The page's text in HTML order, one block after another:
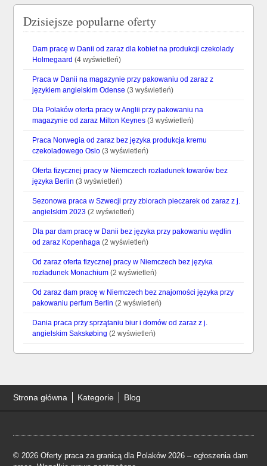
Dzisiejsze popularne oferty
Dam pracę w Danii od zaraz dla kobiet na produkcji czekolady
Holmegaard (4 wyświetleń)
Praca w Danii na magazynie przy pakowaniu od zaraz z
językiem angielskim Odense (3 wyświetleń)
Dla Polaków oferta pracy w Anglii przy pakowaniu na
magazynie od zaraz Milton Keynes (3 wyświetleń)
Praca Norwegia od zaraz bez języka produkcja kremu
czekoladowego Oslo (3 wyświetleń)
Oferta fizycznej pracy w Niemczech rozładunek towarów bez
języka Berlin (3 wyświetleń)
Sezonowa praca w Szwecji przy zbiorach pieczarek od zaraz z j.
angielskim 2023 (2 wyświetleń)
Dla par dam pracę w Danii bez języka przy pakowaniu wędlin
od zaraz Kopenhaga (2 wyświetleń)
Od zaraz oferta fizycznej pracy w Niemczech bez języka
rozładunek Monachium (2 wyświetleń)
Od zaraz dam pracę w Niemczech bez znajomości języka przy
pakowaniu perfum Berlin (2 wyświetleń)
Dania praca przy sprzątaniu biur i domów od zaraz z j.
angielskim Sakskøbing (2 wyświetleń)
Strona główna Kategorie Blog
© 2026 Oferty praca za granicą dla Polaków 2026 – ogłoszenia dam